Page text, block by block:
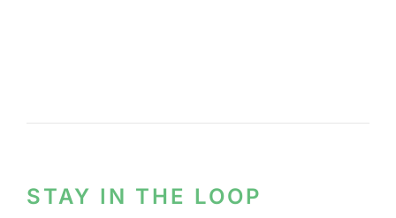
STAY IN THE LOOP